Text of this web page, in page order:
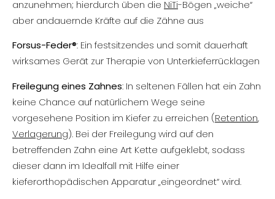
anzunehmen; hierdurch üben die NiTi-Bögen „weiche“
aber andauernde Kräfte auf die Zähne aus
Forsus-Feder®: Ein festsitzendes und somit dauerhaft
wirksames Gerät zur Therapie von Unterkieferrücklagen
Freilegung eines Zahnes: In seltenen Fällen hat ein Zahn
keine Chance auf natürlichem Wege seine
vorgesehene Position im Kiefer zu erreichen (Retention,
Verlagerung). Bei der Freilegung wird auf den
betreffenden Zahn eine Art Kette aufgeklebt, sodass
dieser dann im Idealfall mit Hilfe einer
kieferorthopädischen Apparatur „eingeordnet“ wird.